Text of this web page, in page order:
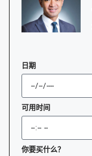
日期
可用时间
你要买什么？